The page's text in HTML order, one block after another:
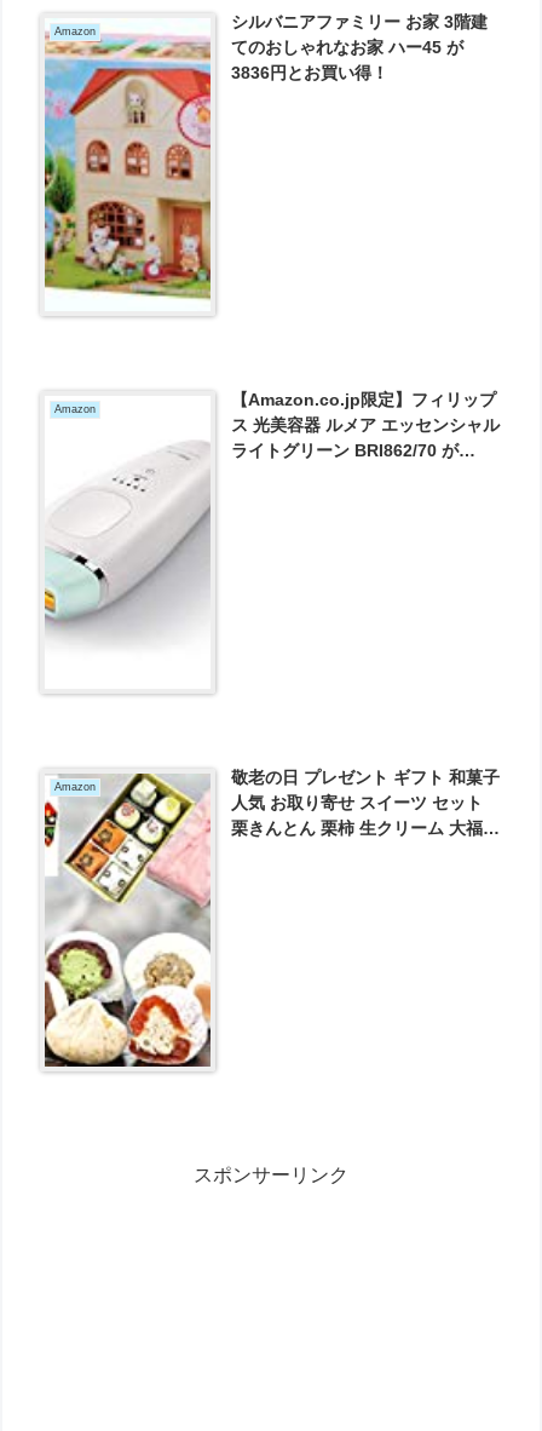
Amazon
シルバニアファミリー お家 3階建
てのおしゃれなお家 ハー45 が
3836円とお買い得！
Amazon
【Amazon.co.jp限定】フィリップ
ス 光美容器 ルメア エッセンシャル
ライトグリーン BRI862/70 が
Amazon
敬老の日 プレゼント ギフト 和菓子
人気 お取り寄せ スイーツ セット
栗きんとん 栗柿 生クリーム 大福
スポンサーリンク